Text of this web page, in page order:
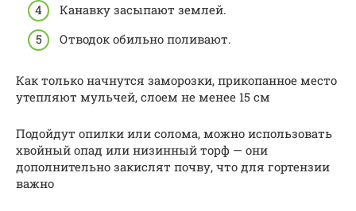
Канавку засыпают землей.
Отводок обильно поливают.
Как только начнутся заморозки, прикопанное место
утепляют мульчей, слоем не менее 15 см
Подойдут опилки или солома, можно использовать
хвойный опад или низинный торф — они
дополнительно закислят почву, что для гортензии
важно